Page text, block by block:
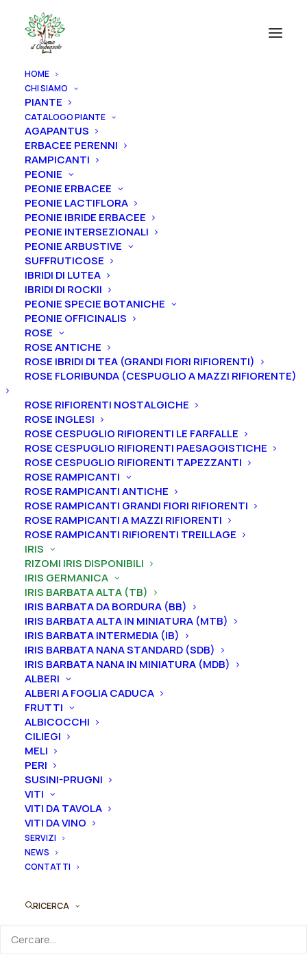
HOME
CHI SIAMO
PIANTE
CATALOGO PIANTE
AGAPANTUS
ERBACEE PERENNI
RAMPICANTI
PEONIE
PEONIE ERBACEE
PEONIE LACTIFLORA
PEONIE IBRIDE ERBACEE
PEONIE INTERSEZIONALI
PEONIE ARBUSTIVE
SUFFRUTICOSE
IBRIDI DI LUTEA
IBRIDI DI ROCKII
PEONIE SPECIE BOTANICHE
PEONIE OFFICINALIS
ROSE
ROSE ANTICHE
ROSE IBRIDI DI TEA (GRANDI FIORI RIFIORENTI)
ROSE FLORIBUNDA (CESPUGLIO A MAZZI RIFIORENTE)
ROSE RIFIORENTI NOSTALGICHE
ROSE INGLESI
ROSE CESPUGLIO RIFIORENTI LE FARFALLE
ROSE CESPUGLIO RIFIORENTI PAESAGGISTICHE
ROSE CESPUGLIO RIFIORENTI TAPEZZANTI
ROSE RAMPICANTI
ROSE RAMPICANTI ANTICHE
ROSE RAMPICANTI GRANDI FIORI RIFIORENTI
ROSE RAMPICANTI A MAZZI RIFIORENTI
ROSE RAMPICANTI RIFIORENTI TREILLAGE
IRIS
RIZOMI IRIS DISPONIBILI
IRIS GERMANICA
IRIS BARBATA ALTA (TB)
IRIS BARBATA DA BORDURA (BB)
IRIS BARBATA ALTA IN MINIATURA (MTB)
IRIS BARBATA INTERMEDIA (IB)
IRIS BARBATA NANA STANDARD (SDB)
IRIS BARBATA NANA IN MINIATURA (MDB)
ALBERI
ALBERI A FOGLIA CADUCA
FRUTTI
ALBICOCCHI
CILIEGI
MELI
PERI
SUSINI-PRUGNI
VITI
VITI DA TAVOLA
VITI DA VINO
SERVIZI
NEWS
CONTATTI
RICERCA
Home Iris Iris germanica
Iris germanica “Cosmic Lullaby”
Iris germanica “Cosmic
Lullaby”
From8,00€
L’iris germanica “Cosmic Lullaby ” ha vessilli color blu
viola, ali uguali, barbe terracotta, orlate, forma piatta,
profumo dolce.Altezza 84 cm. Fioritura da intermedia
a tardiva.
Le piante diIris in vaso
periodomentre i rizomidi Iris
nel periodo che vada luglio a settembre.
Formato
Iris
germanica
"Cosmic
Lullaby"
quantità
Ordina subito questo prodotto!
Puoi acquistare ora questo prodotto contattandoci e
indicando la dimensione del vaso desiderata e la
quantità
SKU